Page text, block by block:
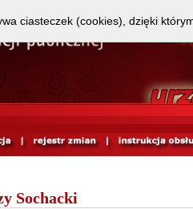
Sochacki
ciasteczek (cookies), dzięki